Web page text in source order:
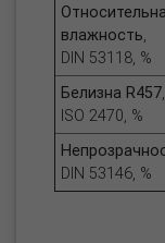
влажность,
DIN 53118, %
Белизна R457,
ISO 2470, %
DIN 53146, %